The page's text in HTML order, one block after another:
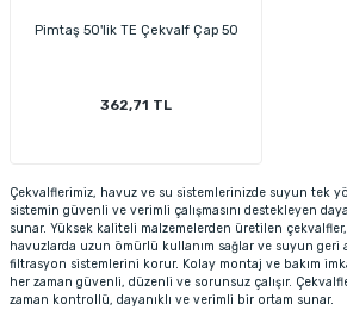
Pimtaş 50'lik TE Çekvalf Çap 50
362,71 TL
Çekvalflerimiz, havuz ve su sistemlerinizde suyun tek
sistemin güvenli ve verimli çalışmasını destekleyen
sunar. Yüksek kaliteli malzemelerden üretilen
havuzlarda uzun ömürlü kullanım sağlar ve suyun geri
filtrasyon sistemlerini korur. Kolay montaj ve bakım
her zaman güvenli, düzenli ve sorunsuz çalışır.
zaman kontrollü, dayanıklı ve verimli bir ortam sunar.